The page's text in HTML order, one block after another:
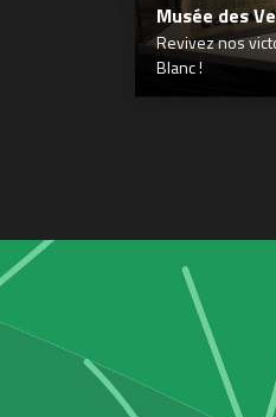
Musée des
Revivez nos
Blanc !